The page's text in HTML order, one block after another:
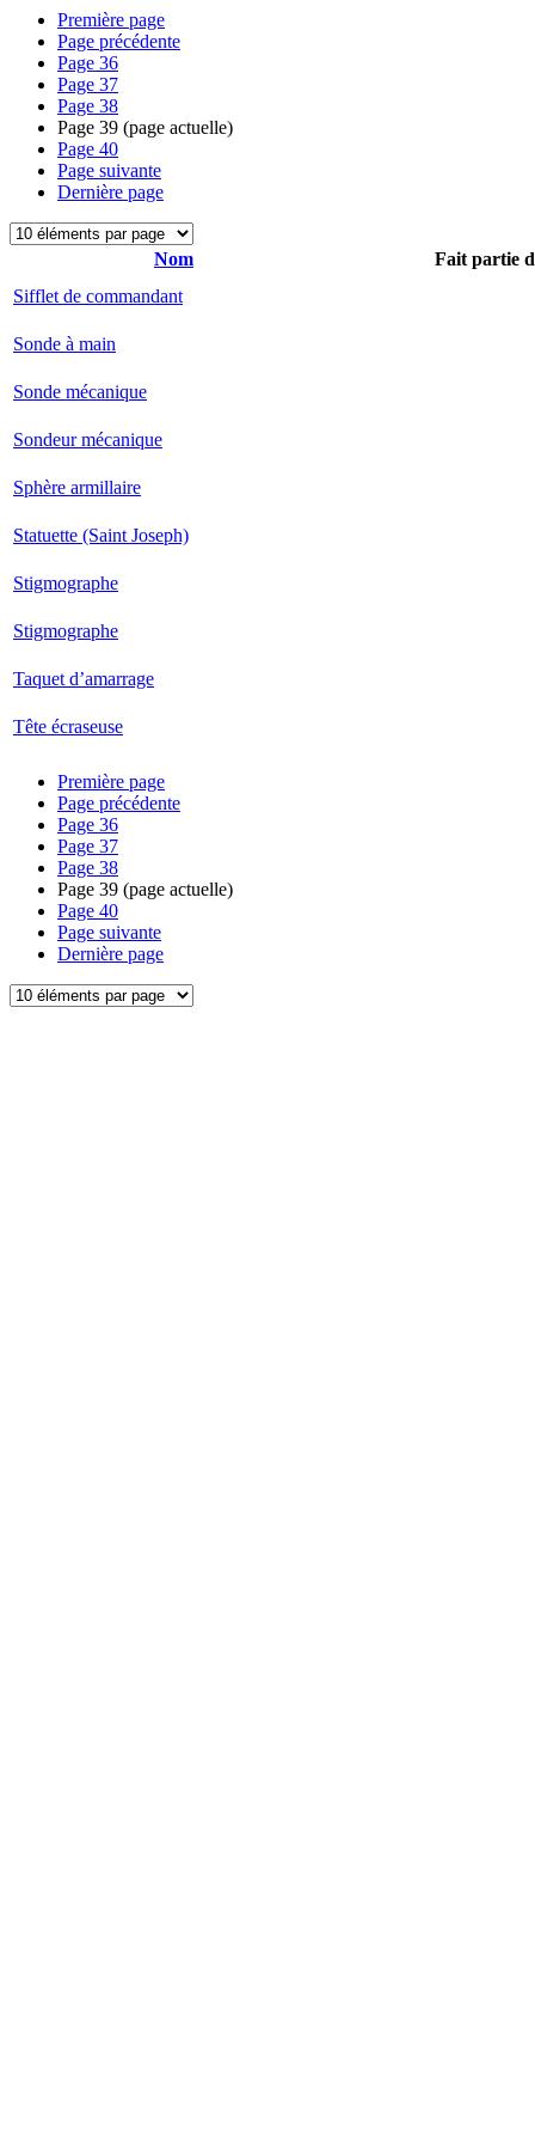
Première page
Page précédente
Page 36
Page 37
Page 38
Page 39 (page actuelle)
Page 40
Page suivante
Dernière page
Nom
Fait partie
Sifflet de commandant
Sonde à main
Sonde mécanique
Sondeur mécanique
Sphère armillaire
Statuette (Saint Joseph)
Stigmographe
Stigmographe
Taquet d’amarrage
Tête écraseuse
Première page
Page précédente
Page 36
Page 37
Page 38
Page 39 (page actuelle)
Page 40
Page suivante
Dernière page